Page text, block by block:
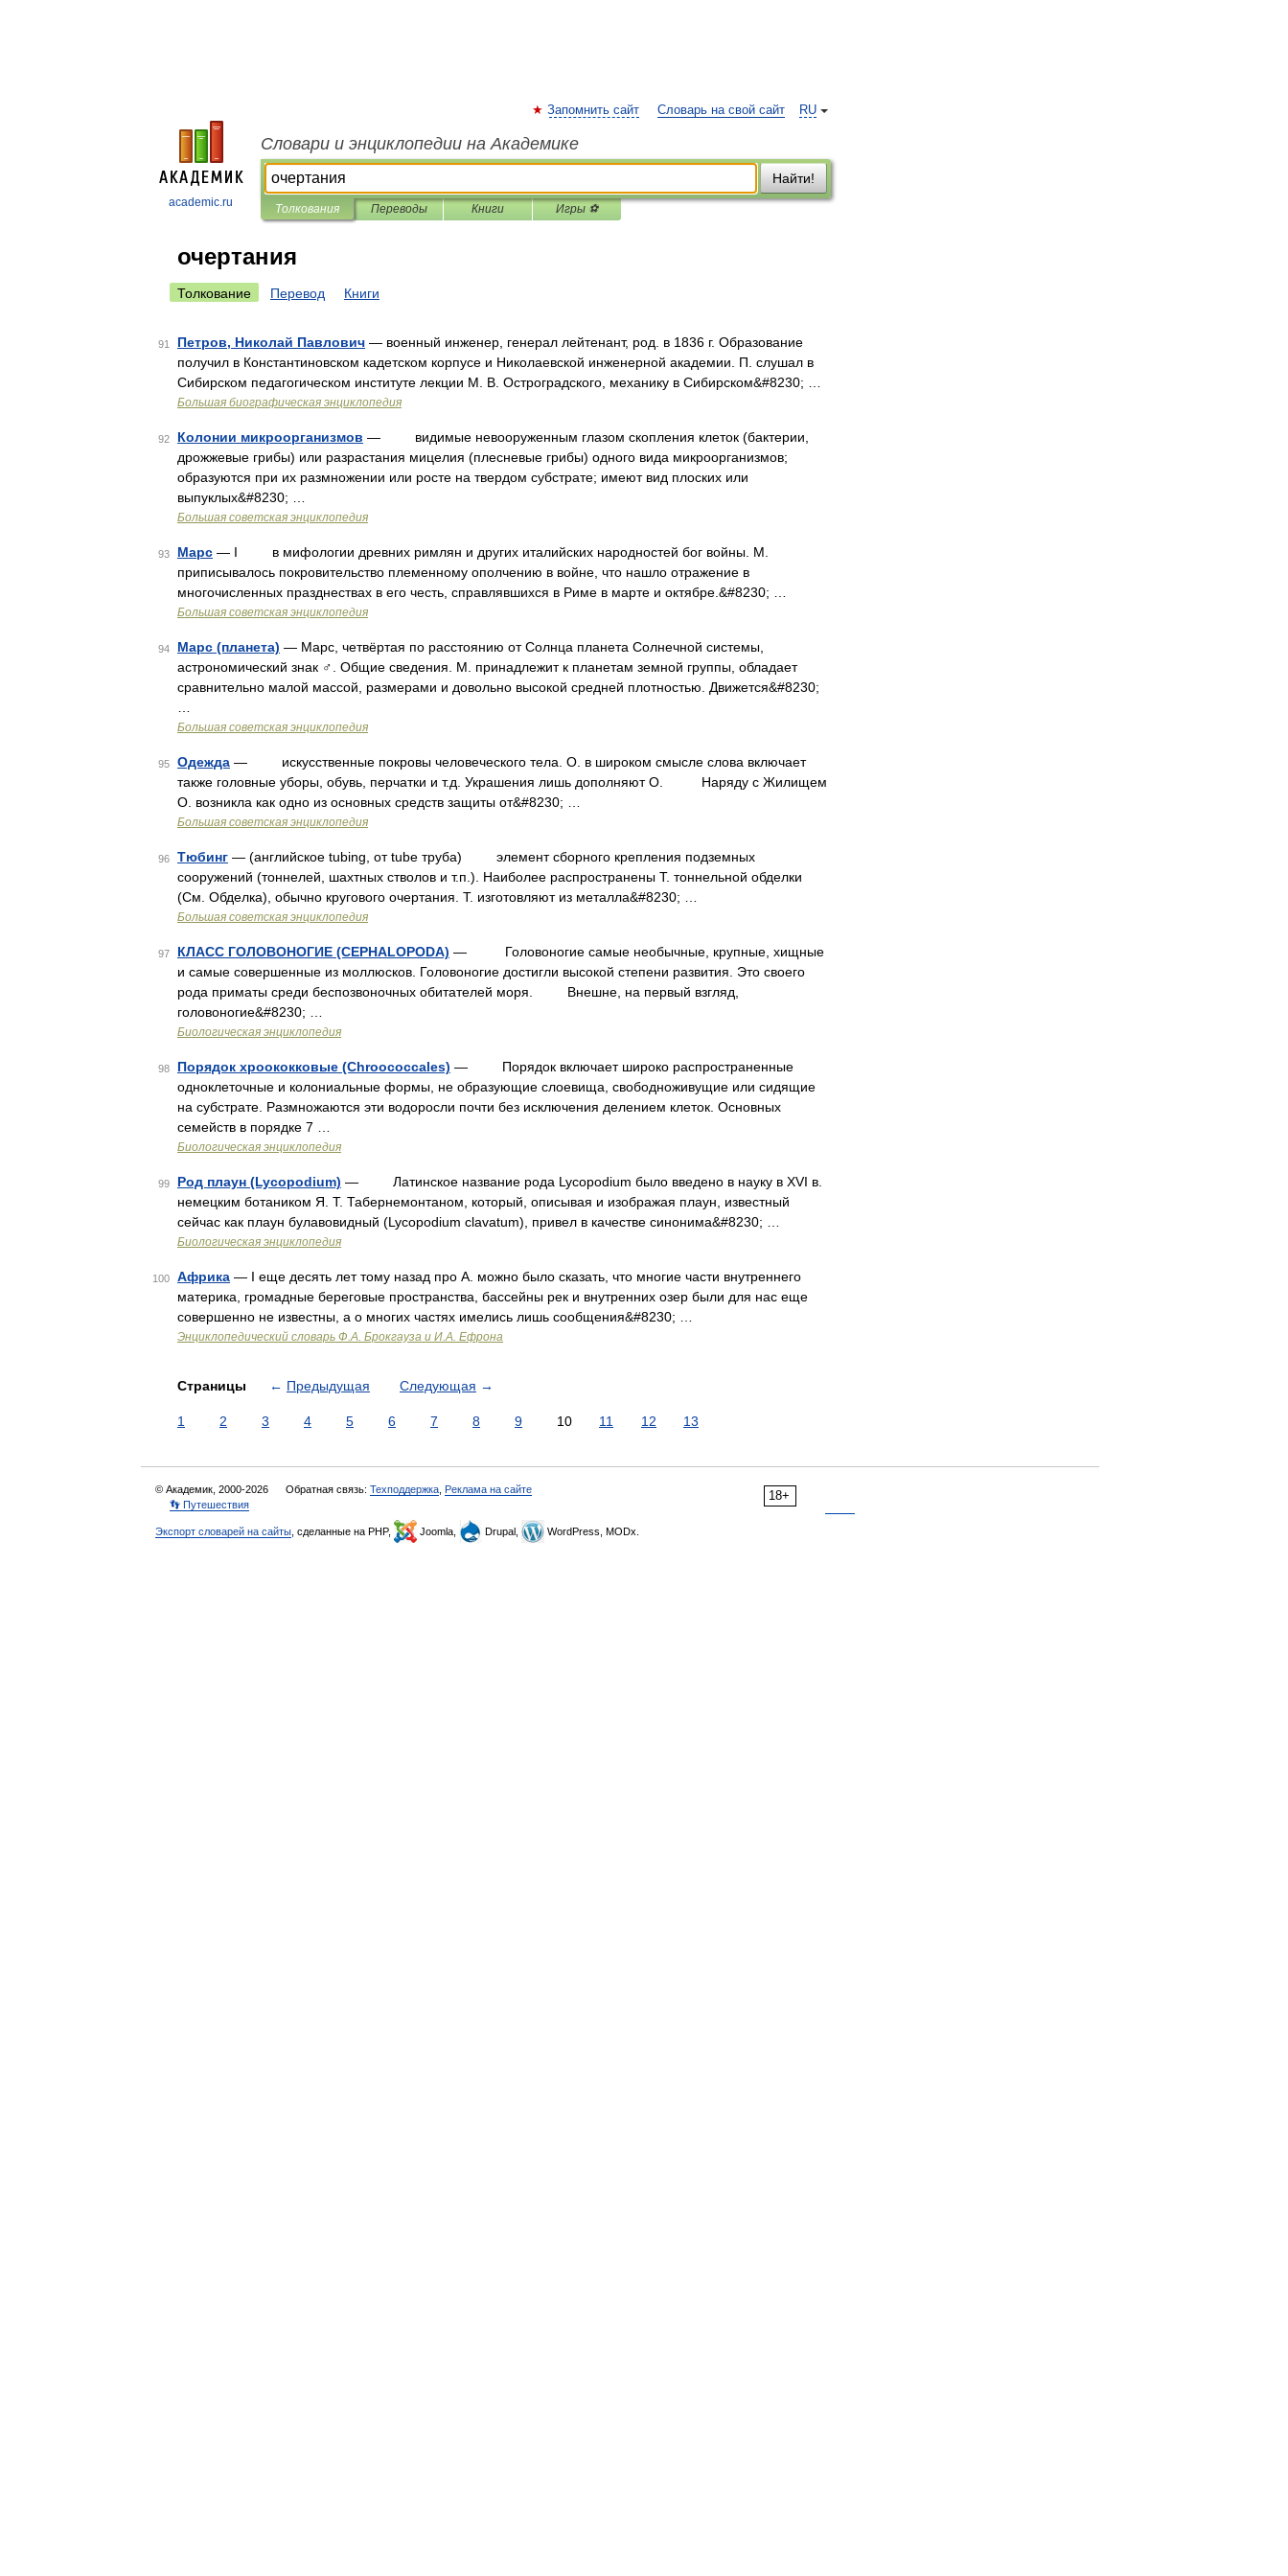
academic.ru
RU
Запомнить сайт Словарь на свой сайт
Словари и энциклопедии на Академике
Найти!
Толкования Переводы Книги Игры ⚽
очертания
Толкование Перевод Книги
91 Петров, Николай Павлович — военный инженер, генерал лейтенант, род. в 1836 г. Образование
получил в Константиновском кадетском корпусе и Николаевской инженерной академии. П. слушал в
Сибирском педагогическом институте лекции М. В. Остроградского, механику в Сибирском&#8230; …
Большая биографическая энциклопедия
92 Колонии микроорганизмов — видимые невооруженным глазом скопления клеток (бактерии,
дрожжевые грибы) или разрастания мицелия (плесневые грибы) одного вида микроорганизмов;
образуются при их размножении или росте на твердом субстрате; имеют вид плоских или
выпуклых&#8230; …
Большая советская энциклопедия
93 Марс — I в мифологии древних римлян и других италийских народностей бог войны. М.
приписывалось покровительство племенному ополчению в войне, что нашло отражение в
многочисленных празднествах в его честь, справлявшихся в Риме в марте и октябре.&#8230; …
Большая советская энциклопедия
94 Марс (планета) — Марс, четвёртая по расстоянию от Солнца планета Солнечной системы,
астрономический знак ♂. Общие сведения. М. принадлежит к планетам земной группы, обладает
сравнительно малой массой, размерами и довольно высокой средней плотностью. Движется&#8230;
Большая советская энциклопедия
95 Одежда — искусственные покровы человеческого тела. О. в широком смысле слова включает
также головные уборы, обувь, перчатки и т.д. Украшения лишь дополняют О. Наряду с Жилищем
О. возникла как одно из основных средств защиты от&#8230; …
Большая советская энциклопедия
96 Тюбинг — (английское tubing, от tube труба) элемент сборного крепления подземных
сооружений (тоннелей, шахтных стволов и т.п.). Наиболее распространены Т. тоннельной обделки
(См. Обделка), обычно кругового очертания. Т. изготовляют из металла&#8230; …
Большая советская энциклопедия
97 КЛАСС ГОЛОВОНОГИЕ (CEPHALOPODA) — Головоногие самые необычные, крупные, хищные
и самые совершенные из моллюсков. Головоногие достигли высокой степени развития. Это своего
рода приматы среди беспозвоночных обитателей моря. Внешне, на первый взгляд,
головоногие&#8230; …
Биологическая энциклопедия
98 Порядок хроококковые (Chroococcales) — Порядок включает широко распространенные
одноклеточные и колониальные формы, не образующие слоевища, свободноживущие или сидящие
на субстрате. Размножаются эти водоросли почти без исключения делением клеток. Основных
семейств в порядке 7 …
Биологическая энциклопедия
99 Род плаун (Lycopodium) — Латинское название рода Lycopodium было введено в науку в XVI в.
немецким ботаником Я. Т. Табернемонтаном, который, описывая и изображая плаун, известный
сейчас как плаун булавовидный (Lycopodium clavatum), привел в качестве синонима&#8230; …
Биологическая энциклопедия
100 Африка — I еще десять лет тому назад про А. можно было сказать, что многие части внутреннего
материка, громадные береговые пространства, бассейны рек и внутренних озер были для нас еще
совершенно не известны, а о многих частях имелись лишь сообщения&#8230; …
Энциклопедический словарь Ф.А. Брокгауза и И.А. Ефрона
Страницы ← Предыдущая Следующая →
1 2 3 4 5 6 7 8 9 10 11 12 13
18+
© Академик, 2000-2026 Обратная связь: Техподдержка Реклама на сайте
👣 Путешествия
Экспорт словарей на сайты , сделанные на PHP, Joomla, Drupal, WordPress, MODx.